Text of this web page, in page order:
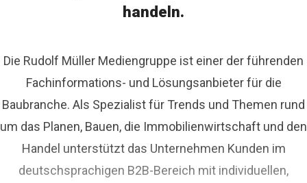
handeln.
Die Rudolf Müller Mediengruppe ist einer der führenden
Fachinformations- und Lösungsanbieter für die
Baubranche. Als Spezialist für Trends und Themen rund
um das Planen, Bauen, die Immobilienwirtschaft und den
Handel unterstützt das Unternehmen Kunden im
deutschsprachigen B2B-Bereich mit individuellen,